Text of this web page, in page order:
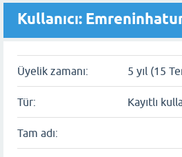
Kullanıcı:
Üyelik zamanı: 5 yıl (15
Tür: Kayıtlı
Tam adı: